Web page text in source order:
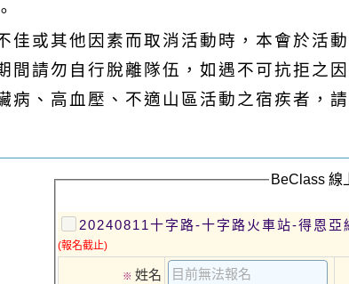
佳或其他因素而取消活動時，本會於活
間請勿自行脫離隊伍，如遇不可抗拒之
病、高血壓、不適山區活動之宿疾者，
BeClass 線
20240811十字路-十字路火車站-得恩亞
(報名截止)
※ 姓名